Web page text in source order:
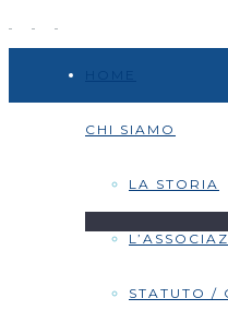
CHI SIAMO
LA STORIA
STATUTO /